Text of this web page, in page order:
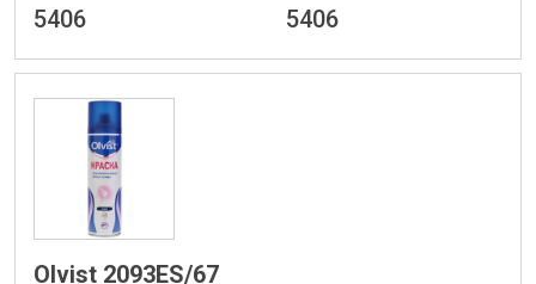
5406 5406
Olvist 2093ES/67